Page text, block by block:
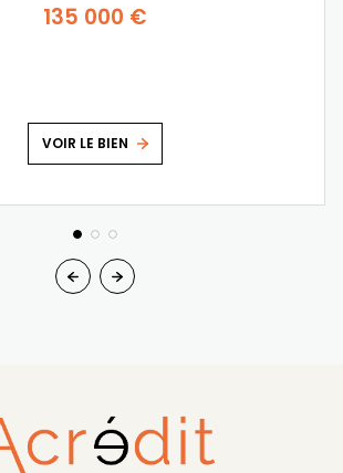
135 000 €
VOIR LE BIEN